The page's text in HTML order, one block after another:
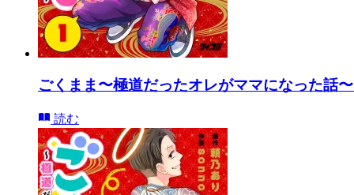
ごくまま〜極道だったオレがママになった話
読む